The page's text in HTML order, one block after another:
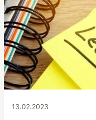
13.02.2023